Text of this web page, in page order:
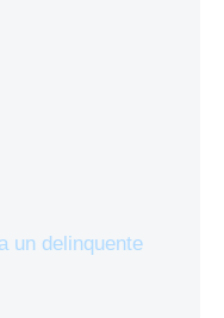
un delinquente